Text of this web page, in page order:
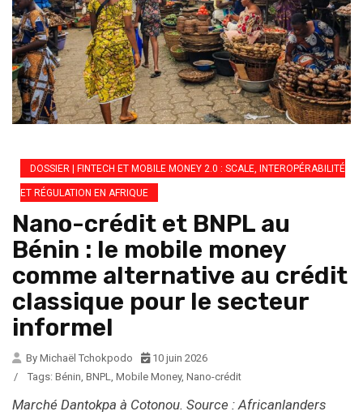
DOSSIER | FINTECH ET MOBILE MONEY 2.0 : SCALE, INTEROPÉRABILITÉ
ET RÉGULATION EN AFRIQUE
Nano-crédit et BNPL au
Bénin : le mobile money
comme alternative au crédit
classique pour le secteur
informel
By Michaël Tchokpodo
10 juin 2026
/
Tags: Bénin, BNPL, Mobile Money, Nano-crédit
Marché Dantokpa à Cotonou. Source : Africanlanders